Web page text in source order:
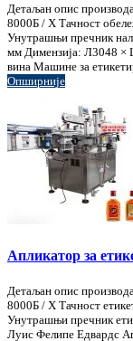
Детаљан опис
8000Б / Х Тачност
Унутрашњи пречник
мм Димензија: Л3048 ×
вина Машине за
Опширније
Апликатор за
Детаљан опис
8000Б / Х Тачност
Унутрашњи пречник
Луис Фелипе Едвардс